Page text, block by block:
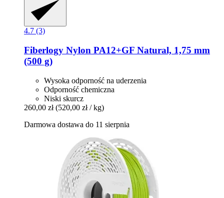
4.7 (3)
Fiberlogy Nylon PA12+GF Natural, 1,75 mm
(500 g)
Wysoka odporność na uderzenia
Odporność chemiczna
Niski skurcz
260,00 zł (520,00 zł / kg)
Darmowa dostawa do 11 sierpnia